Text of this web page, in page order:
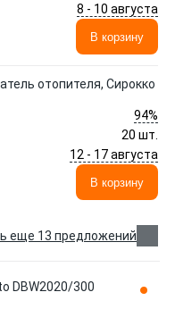
8 - 10 августа
В корзину
отопителя, Сирокко
94%
20 шт.
12 - 17 августа
В корзину
еще 13 предложений
DBW2020/300